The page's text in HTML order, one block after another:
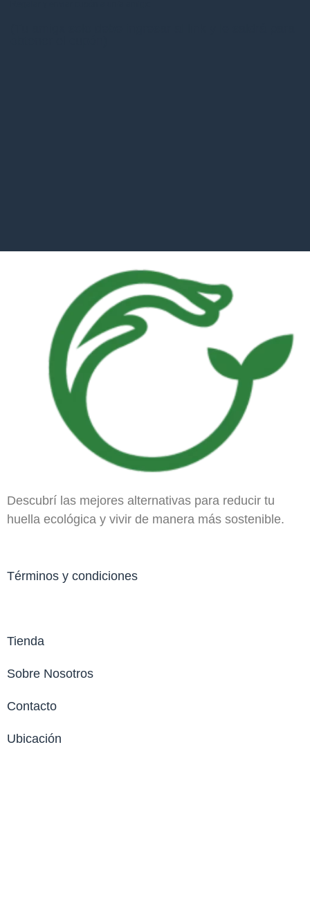
Descubrí las mejores alternativas para reducir tu
huella ecológica y vivir de manera más sostenible.
Términos y condiciones
Tienda
Sobre Nosotros
Contacto
Ubicación